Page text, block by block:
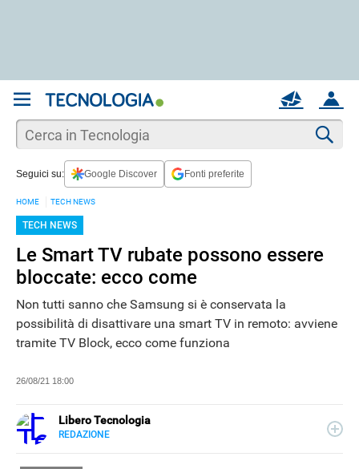
ACCOUNT
MAIL
Seguici su: Google Discover Fonti preferite
HOME TECH NEWS
TECH NEWS
Le Smart TV rubate possono essere
bloccate: ecco come
Non tutti sanno che Samsung si è conservata la
possibilità di disattivare una smart TV in remoto: avviene
tramite TV Block, ecco come funziona
26/08/21 18:00
Libero Tecnologia
REDAZIONE